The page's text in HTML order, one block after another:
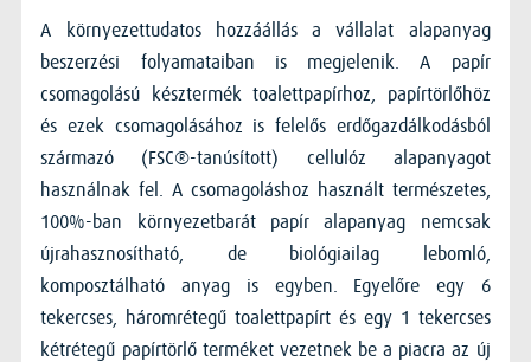
A környezettudatos hozzáállás a vállalat alapanyag
beszerzési folyamataiban is megjelenik. A papír
csomagolású késztermék toalettpapírhoz, papírtörlőhöz
és ezek csomagolásához is felelős erdőgazdálkodásból
származó (FSC®-tanúsított) cellulóz alapanyagot
használnak fel. A csomagoláshoz használt természetes,
100%-ban környezetbarát papír alapanyag nemcsak
újrahasznosítható, de biológiailag lebomló,
komposztálható anyag is egyben. Egyelőre egy 6
tekercses, háromrétegű toalettpapírt és egy 1 tekercses
kétrétegű papírtörlő terméket vezetnek be a piacra az új